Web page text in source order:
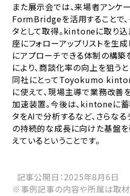
また展示会では、来場者アンケ
FormBridgeを活用することで
タとして取得。kintoneに取り込
座にフォローアップリストを生
にアプローチできる体制の構築
により、商談化率の向上を狙うと
同社にとってToyokumo
に使えて、現場主導で業務改善
加速装置。今後は、kintoneに
タをAIで分析するなど、さらな
の持続的な成長に向けた基盤
えているということです。
記事公開日：2025年8月6日
※事例記事の内容や所属は取材